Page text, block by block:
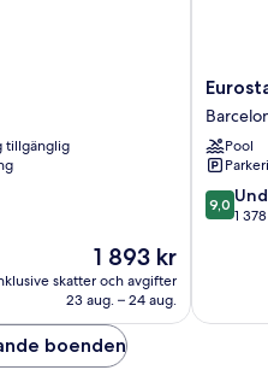
tillgänglig
Priset
är
1 893 kr
1 893 kr
skatter och avgifter
23 aug. – 24 aug.
Grand
Marina
centrum
Pool
9.0
av
9,0
1
boenden